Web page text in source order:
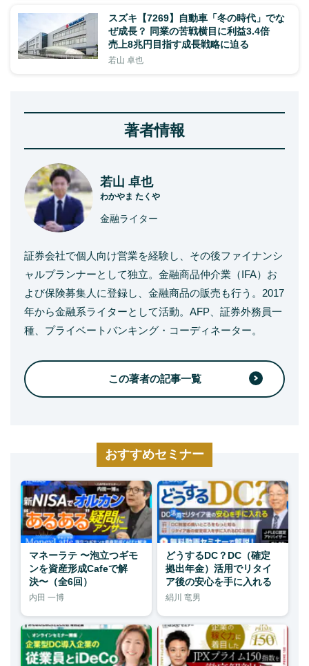
スズキ【7269】自動車「冬の時代」でな
ぜ成長？ 同業の苦戦横目に利益3.4倍
売上8兆円目指す成長戦略に迫る
若山 卓也
著者情報
若山 卓也
わかやま たくや
金融ライター
証券会社で個人向け営業を経験し、その後ファイナンシ
ャルプランナーとして独立。金融商品仲介業（IFA）お
よび保険募集人に登録し、金融商品の販売も行う。2017
年から金融系ライターとして活動。AFP、証券外務員一
種、プライベートバンキング・コーディネーター。
この著者の記事一覧
おすすめセミナー
マネーラテ 〜泡立つギモ
ンを資産形成Cafeで解
決〜（全6回）
内田 一博
どうするDC？DC（確定
拠出年金）活用でリタイ
ア後の安心を手に入れる
絹川 竜男